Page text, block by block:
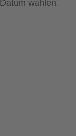
Datum wählen.